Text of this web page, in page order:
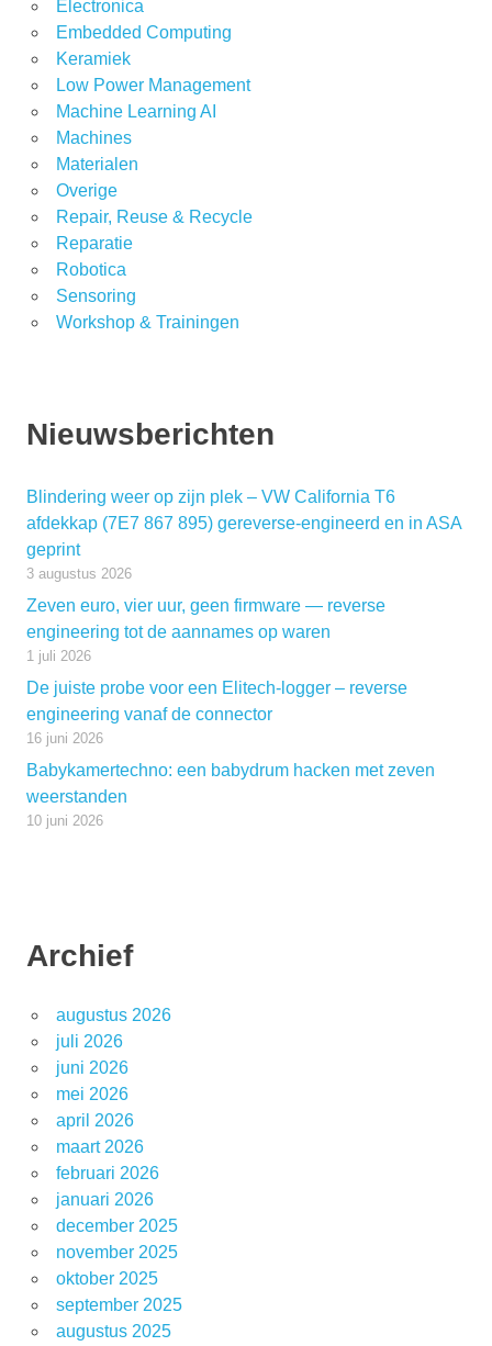
Electronica
Embedded Computing
Keramiek
Low Power Management
Machine Learning AI
Machines
Materialen
Overige
Repair, Reuse & Recycle
Reparatie
Robotica
Sensoring
Workshop & Trainingen
Nieuwsberichten
Blindering weer op zijn plek – VW California T6
afdekkap (7E7 867 895) gereverse-engineerd en in ASA
geprint
3 augustus 2026
Zeven euro, vier uur, geen firmware — reverse
engineering tot de aannames op waren
1 juli 2026
De juiste probe voor een Elitech-logger – reverse
engineering vanaf de connector
16 juni 2026
Babykamertechno: een babydrum hacken met zeven
weerstanden
10 juni 2026
Archief
augustus 2026
juli 2026
juni 2026
mei 2026
april 2026
maart 2026
februari 2026
januari 2026
december 2025
november 2025
oktober 2025
september 2025
augustus 2025